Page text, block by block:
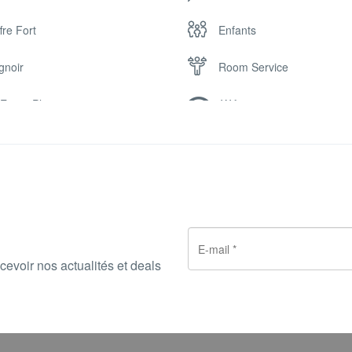
Fort Enfants
Room Service
Plat Wifi
nos actualités et deals